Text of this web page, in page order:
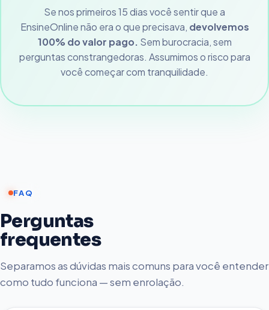
Se nos primeiros 15 dias você sentir que a
EnsineOnline não era o que precisava, devolvemos
100% do valor pago. Sem burocracia, sem
perguntas constrangedoras. Assumimos o risco para
você começar com tranquilidade.
FAQ
Perguntas
frequentes
Separamos as dúvidas mais comuns para você entender
como tudo funciona — sem enrolação.